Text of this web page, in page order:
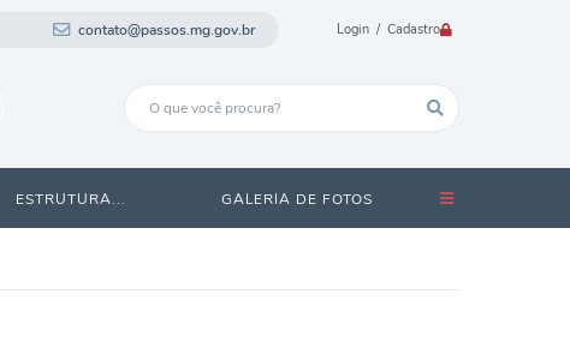
Login / Cadastro
contato@passos.mg.gov.br
ESTRUTURA... GALERIA DE FOTOS